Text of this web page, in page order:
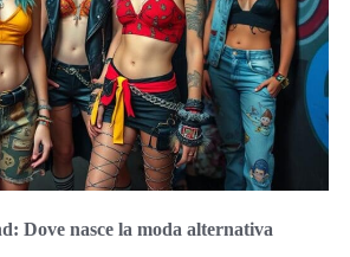
Dove nasce la moda alternativa